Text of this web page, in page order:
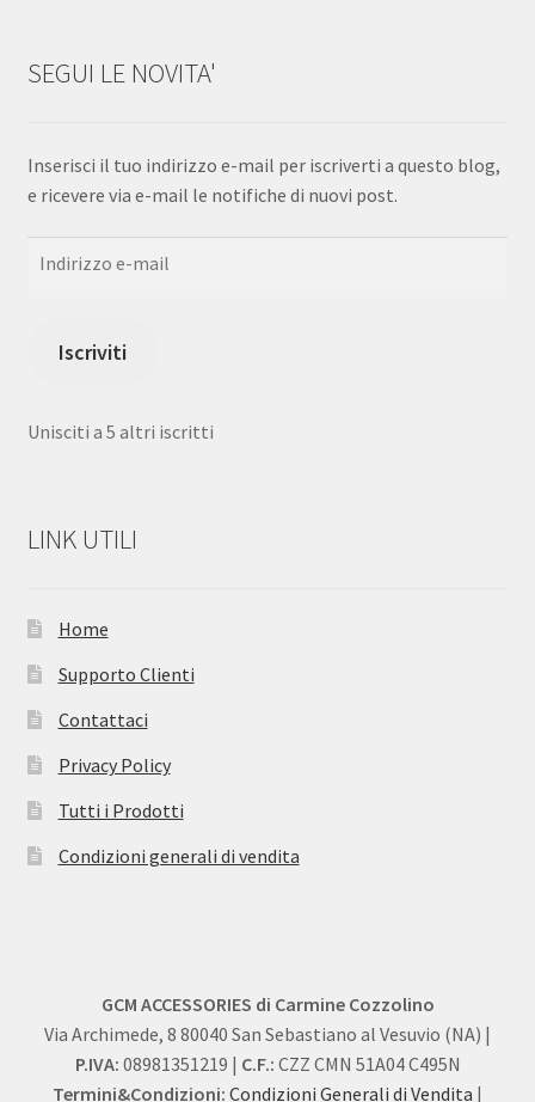
SEGUI LE NOVITA'
Inserisci il tuo indirizzo e-mail per iscriverti a questo blog,
e ricevere via e-mail le notifiche di nuovi post.
Iscriviti
Unisciti a 5 altri iscritti
LINK UTILI
Home
Supporto Clienti
Contattaci
Privacy Policy
Tutti i Prodotti
Condizioni generali di vendita
GCM ACCESSORIES di Carmine Cozzolino
Via Archimede, 8 80040 San Sebastiano al Vesuvio (NA) |
P.IVA: 08981351219 | C.F.: CZZ CMN 51A04 C495N
Termini&Condizioni: Condizioni Generali di Vendita |